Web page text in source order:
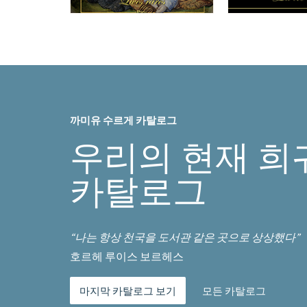
까미유 수르게 카탈로그
우리의 현재 희
카탈로그
“나는 항상 천국을 도서관 같은 곳으로 상상했다”
호르헤 루이스 보르헤스
마지막 카탈로그 보기 모든 카탈로그